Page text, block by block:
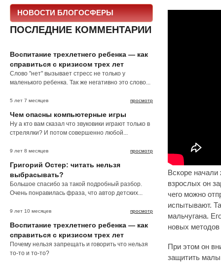
НОВОСТИ БЛОГОСФЕРЫ
ПОСЛЕДНИЕ КОММЕНТАРИИ
Воспитание трехлетнего ребенка — как
справиться с кризисом трех лет
Слово "нет" вызывает стресс не только у
маленького ребенка. Так же негативно это слово...
просмотр
5 лет 7 месяцев
Чем опасны компьютерные игры
Ну а кто вам сказал что звуковики играют только в
стрелялки? И потом совершенно любой...
просмотр
9 лет 8 месяцев
Григорий Остер: читать нельзя
выбрасывать?
Большое спасибо за такой подробный разбор.
Очень понравилась фраза, что автор детских...
просмотр
9 лет 10 месяцев
Воспитание трехлетнего ребенка — как
справиться с кризисом трех лет
Почему нельзя запрещать и говорить что нельзя
то-то и то-то?
Вскоре начали
взрослых он
чего можно
испытывают.
мальчугана.
новых методов
При этом он
защитить